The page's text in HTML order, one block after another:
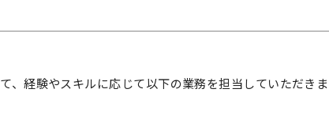
、経験やスキルに応じて以下の業務を担当していただき